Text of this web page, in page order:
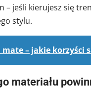
– jeśli kierujesz się
stylu.
mate – jakie korzyści
materiału